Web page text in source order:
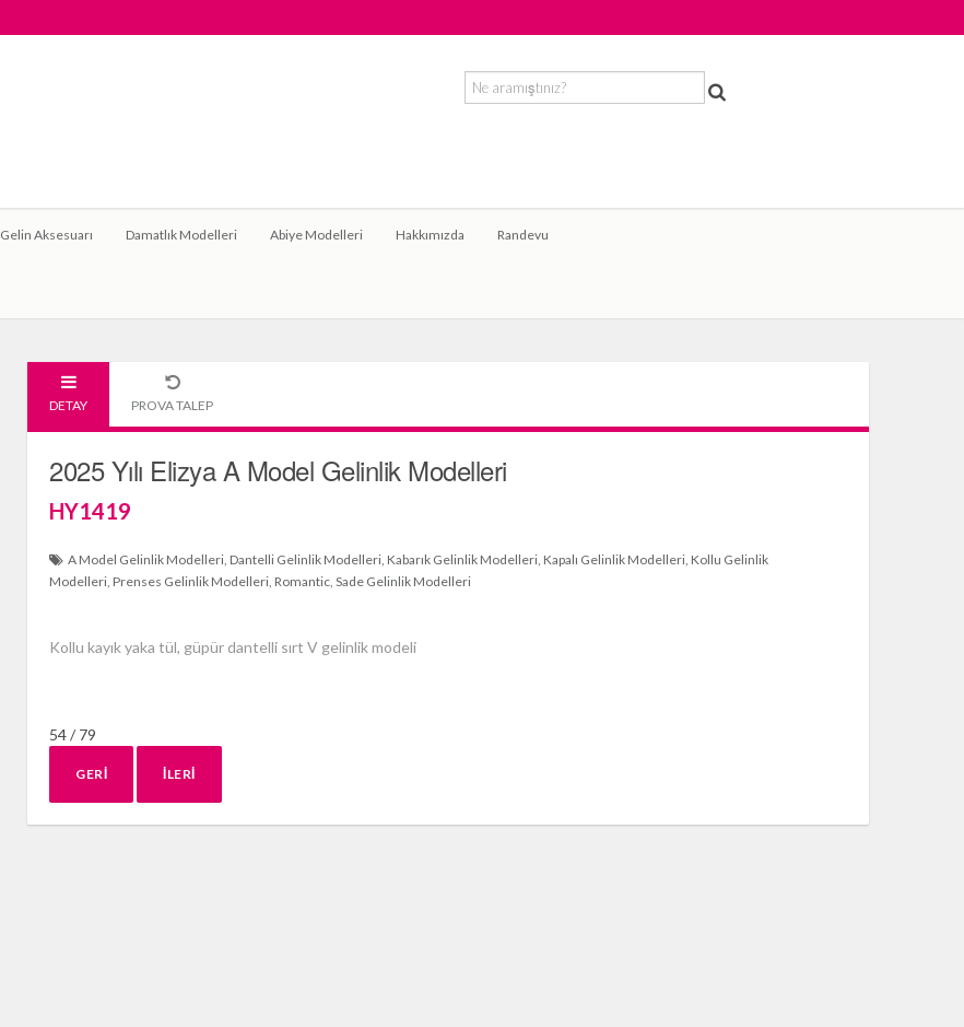
Gelin Aksesuarı Damatlık Modelleri Abiye Modelleri Hakkımızda Randevu
DETAY PROVA TALEP
2025 Yılı Elizya A Model Gelinlik Modelleri
HY1419
A Model Gelinlik Modelleri Dantelli Gelinlik Modelleri Kabarık Gelinlik Modelleri Kapalı Gelinlik Modelleri Kollu Gelinlik
Modelleri Prenses Gelinlik Modelleri Romantic Sade Gelinlik Modelleri
Kollu kayık yaka tül, güpür dantelli sırt V gelinlik modeli
54 / 79